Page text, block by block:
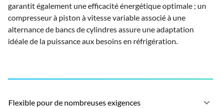
garantit également une efficacité énergétique optimale ; un
compresseur à piston à vitesse variable associé à une
alternance de bancs de cylindres assure une adaptation
idéale de la puissance aux besoins en réfrigération.
Flexible pour de nombreuses exigences keyboard_arrow_down